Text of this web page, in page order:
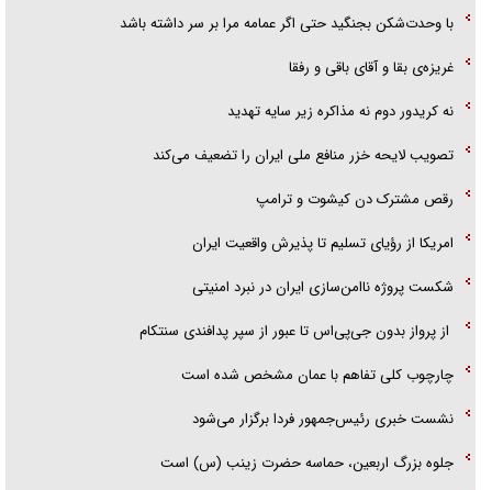
اهل خدمت بی‌منت بود
جزئیات شکنجه‌هایم فراتر از آن است که در بیان بگنجد!
گزارش «جوان» از قوانین سخت‌گیرانه ۶ قاره در برابر یورش به پاسگاه‌های
پلیس
با وحدت‌شکن بجنگید حتی اگر عمامه مرا بر سر داشته باشد
غریزه‌ی بقا و آقای باقی و رفقا
نه کریدور دوم نه مذاکره زیر سایه تهدید
تصویب لایحه خزر منافع ملی ایران را تضعیف می‌کند
رقص مشترک دن کیشوت و ترامپ
امریکا از رؤیای تسلیم تا پذیرش واقعیت ایران
شکست پروژه ناامن‌سازی ایران در نبرد امنیتی
از پرواز بدون جی‌پی‌اس تا عبور از سپر پدافندی سنتکام
چارچوب کلی تفاهم با عمان مشخص شده است
نشست خبری رئیس‌جمهور فردا برگزار می‌شود
جلوه بزرگ اربعین، حماسه حضرت زینب (س) است